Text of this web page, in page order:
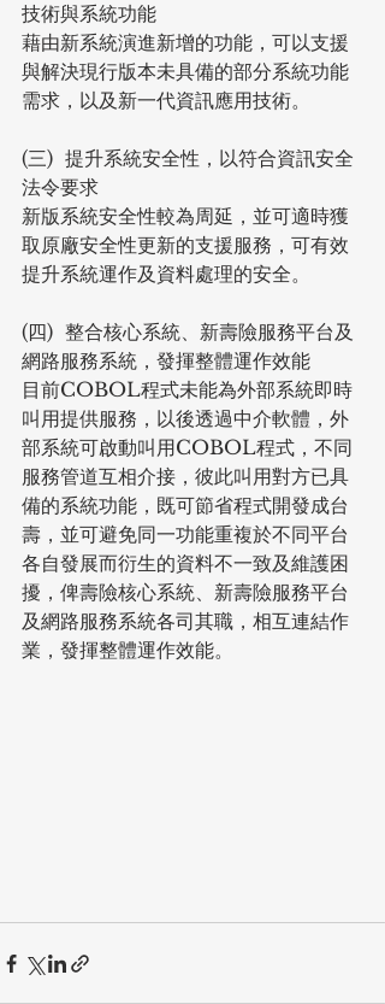
技術與系統功能
藉由新系統演進新增的功能，可以支援
與解決現行版本未具備的部分系統功能
需求，以及新一代資訊應用技術。
(三)  提升系統安全性，以符合資訊安全
法令要求
新版系統安全性較為周延，並可適時獲
取原廠安全性更新的支援服務，可有效
提升系統運作及資料處理的安全。
(四)  整合核心系統、新壽險服務平台及
網路服務系統，發揮整體運作效能
目前COBOL程式未能為外部系統即時
叫用提供服務，以後透過中介軟體，外
部系統可啟動叫用COBOL程式，不同
服務管道互相介接，彼此叫用對方已具
備的系統功能，既可節省程式開發成台
壽，並可避免同一功能重複於不同平台
各自發展而衍生的資料不一致及維護困
擾，俾壽險核心系統、新壽險服務平台
及網路服務系統各司其職，相互連結作
業，發揮整體運作效能。